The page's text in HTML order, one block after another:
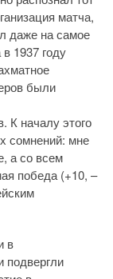
матча,
даже на самое
1937 году
были
К началу этого
сомнений: мне
а со всем
победа (+10, –
в
подвергли